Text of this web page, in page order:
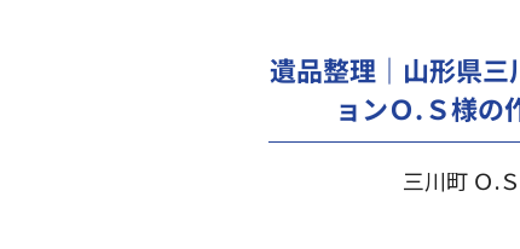
遺品整理｜山形県三
ョンＯ.Ｓ様の
三川町 Ｏ.